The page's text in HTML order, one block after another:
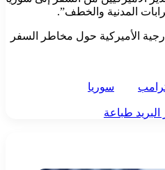
المدنية والخطف”.
الأميركية حول مخاطر السفر
سوريا
طباعة